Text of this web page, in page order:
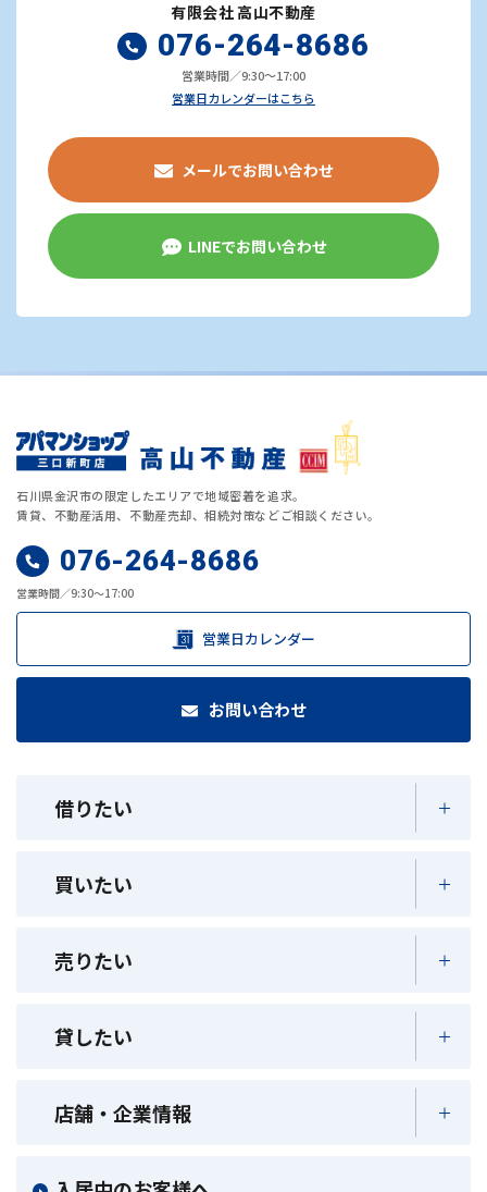
有限会社 高山不動産
076-264-8686
営業時間／9:30～17:00
営業日カレンダーはこちら
メールでお問い合わせ
LINEでお問い合わせ
石川県金沢市の限定したエリアで地域密着を追求。
賃貸、不動産活用、不動産売却、相続対策などご相談ください。
076-264-8686
営業時間／9:30～17:00
営業日カレンダー
お問い合わせ
借りたい
買いたい
売りたい
貸したい
店舗・企業情報